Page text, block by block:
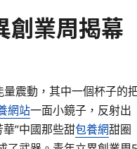
創業周揭幕
量震動，其中一個杯子的
網站一面小鏡子，反射出
”中國那些甜包養網甜圈